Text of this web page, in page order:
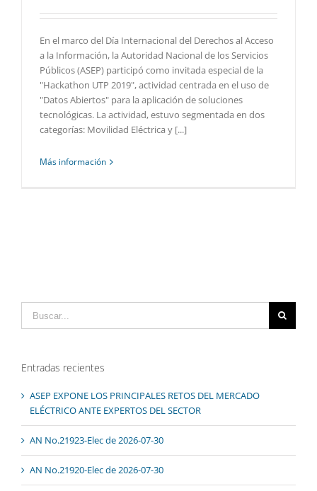
En el marco del Día Internacional del Derechos al Acceso
a la Información, la Autoridad Nacional de los Servicios
Públicos (ASEP) participó como invitada especial de la
"Hackathon UTP 2019", actividad centrada en el uso de
"Datos Abiertos" para la aplicación de soluciones
tecnológicas. La actividad, estuvo segmentada en dos
categorías: Movilidad Eléctrica y [...]
Más información
Entradas recientes
ASEP EXPONE LOS PRINCIPALES RETOS DEL MERCADO
ELÉCTRICO ANTE EXPERTOS DEL SECTOR
AN No.21923-Elec de 2026-07-30
AN No.21920-Elec de 2026-07-30